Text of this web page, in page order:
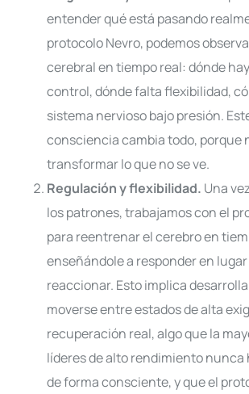
entender qué está pasando
protocolo Nevro, podemos
cerebral en tiempo real: dónde
control, dónde falta flexibilidad,
sistema nervioso bajo presión.
consciencia cambia todo, porque
transformar lo que no se ve.
Regulación y flexibilidad. Una
los patrones, trabajamos con el
para reentrenar el cerebro en
enseñándole a responder en
reaccionar. Esto implica
moverse entre estados de alta
recuperación real, algo que la
líderes de alto rendimiento
de forma consciente, y que el